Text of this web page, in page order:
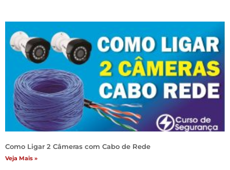
Como Ligar 2 Câmeras com Cabo de Rede
Veja Mais »